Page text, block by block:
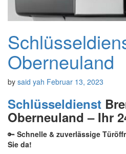
Oberneuland
by said yah Februar 13, 2023
Schlüsseldienst
Oberneuland – Ihr
🔑 Schnelle & zuverlässige
Sie da!